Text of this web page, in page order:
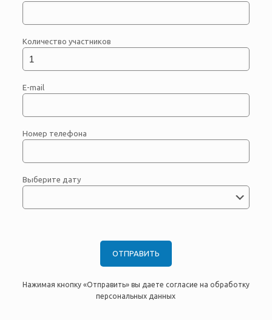
Количество участников
E-mail
Номер телефона
Выберите дату
Нажимая кнопку «Отправить» вы даете согласие на обработку
персональных данных